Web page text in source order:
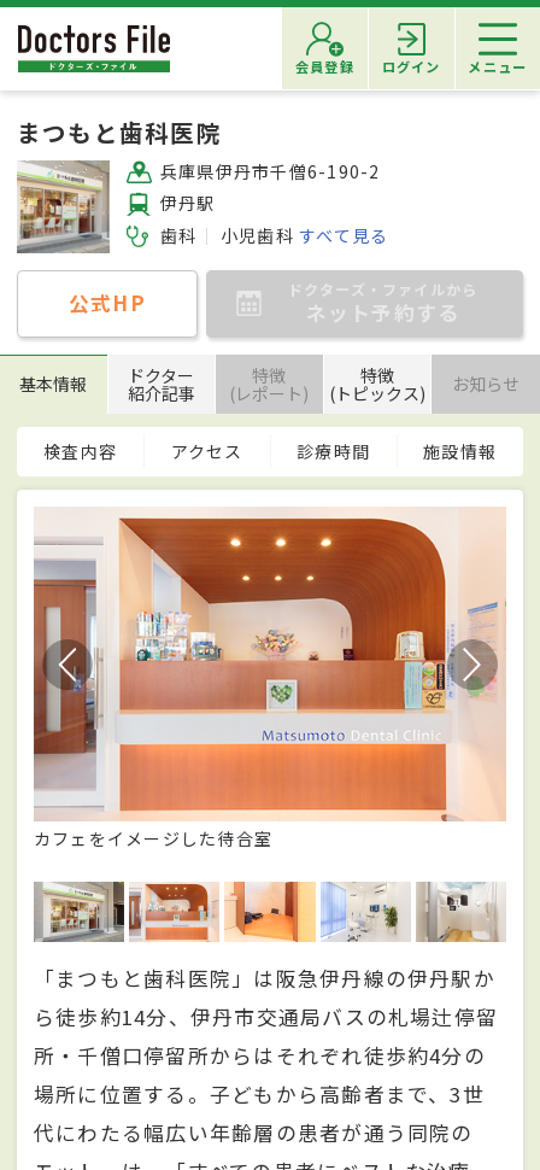
会員登録 ログイン メニュー
まつもと歯科医院
兵庫県伊丹市千僧6-190-2
伊丹駅
歯科
小児歯科 すべて見る
公式HP ドクターズ・ファイルから
ネット予約する
基本情報 ドクター
紹介記事
特徴
(レポート)
特徴
(トピックス) お知らせ
検査内容 アクセス 診療時間 施設情報
カフェをイメージした待合室
「まつもと歯科医院」は阪急伊丹線の伊丹駅か
ら徒歩約14分、伊丹市交通局バスの札場辻停留
所・千僧口停留所からはそれぞれ徒歩約4分の
場所に位置する。子どもから高齢者まで、3世
代にわたる幅広い年齢層の患者が通う同院の